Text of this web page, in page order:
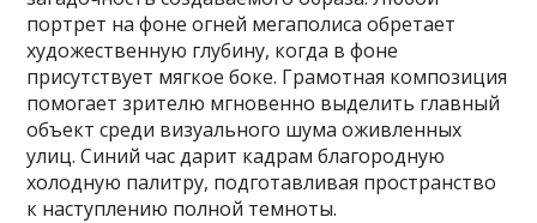
портрет на фоне огней мегаполиса обретает
художественную глубину, когда в фоне
присутствует мягкое боке. Грамотная композиция
помогает зрителю мгновенно выделить главный
объект среди визуального шума оживленных
улиц. Синий час дарит кадрам благородную
холодную палитру, подготавливая пространство
к наступлению полной темноты.